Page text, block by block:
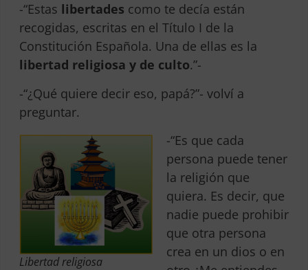
-“Estas libertades como te decía están
recogidas, escritas en el Título I de la
Constitución Española. Una de ellas es la
libertad religiosa y de culto.”-
-“¿Qué quiere decir eso, papá?”- volví a
preguntar.
Libertad religiosa
-“Es que cada
persona puede tener
la religión que
quiera. Es decir, que
nadie puede prohibir
que otra persona
crea en un dios o en